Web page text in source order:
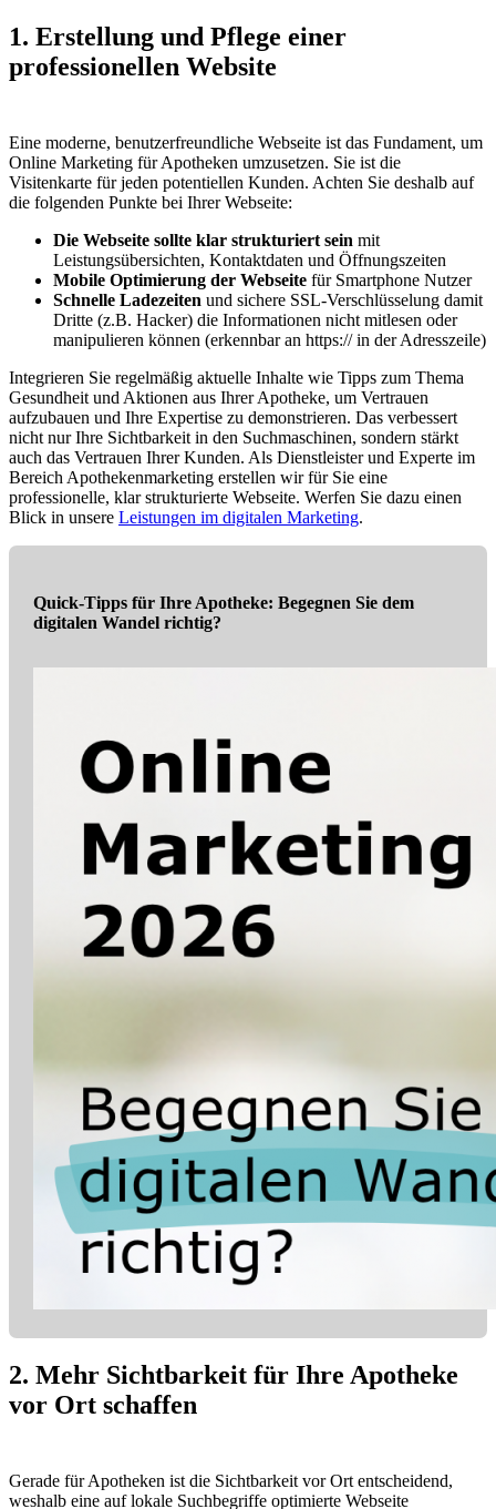
1. Erstellung und Pflege einer
professionellen Website
Eine moderne, benutzerfreundliche Webseite ist das Fundament, um
Online Marketing für Apotheken umzusetzen. Sie ist die
Visitenkarte für jeden potentiellen Kunden. Achten Sie deshalb auf
die folgenden Punkte bei Ihrer Webseite:
Die Webseite sollte klar strukturiert sein mit
Leistungsübersichten, Kontaktdaten und Öffnungszeiten
Mobile Optimierung der Webseite für Smartphone Nutzer
Schnelle Ladezeiten und sichere SSL-Verschlüsselung damit
Dritte (z.B. Hacker) die Informationen nicht mitlesen oder
manipulieren können (erkennbar an https:// in der Adresszeile)
Integrieren Sie regelmäßig aktuelle Inhalte wie Tipps zum Thema
Gesundheit und Aktionen aus Ihrer Apotheke, um Vertrauen
aufzubauen und Ihre Expertise zu demonstrieren. Das verbessert
nicht nur Ihre Sichtbarkeit in den Suchmaschinen, sondern stärkt
auch das Vertrauen Ihrer Kunden. Als Dienstleister und Experte im
Bereich Apothekenmarketing erstellen wir für Sie eine
professionelle, klar strukturierte Webseite. Werfen Sie dazu einen
Blick in unsere Leistungen im digitalen Marketing.
Quick-Tipps für Ihre Apotheke: Begegnen Sie dem
digitalen Wandel richtig?
2. Mehr Sichtbarkeit für Ihre Apotheke
vor Ort schaffen
Gerade für Apotheken ist die Sichtbarkeit vor Ort entscheidend,
weshalb eine auf lokale Suchbegriffe optimierte Webseite